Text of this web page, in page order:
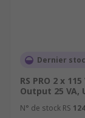
Dernier
RS PRO 2 x
Output 25 VA,
N° de stock RS